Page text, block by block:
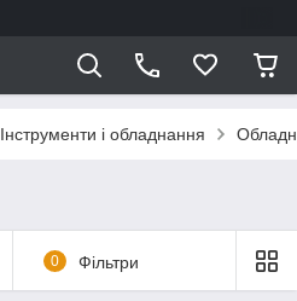
Інструменти і обладнання
0 Фільтри